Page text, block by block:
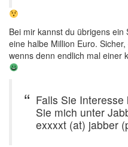
Bei mir kannst du übrigens
eine halbe Million Euro.
wenns denn endlich mal einer
Falls Sie
Sie mich unter
exxxxt (at) jabber